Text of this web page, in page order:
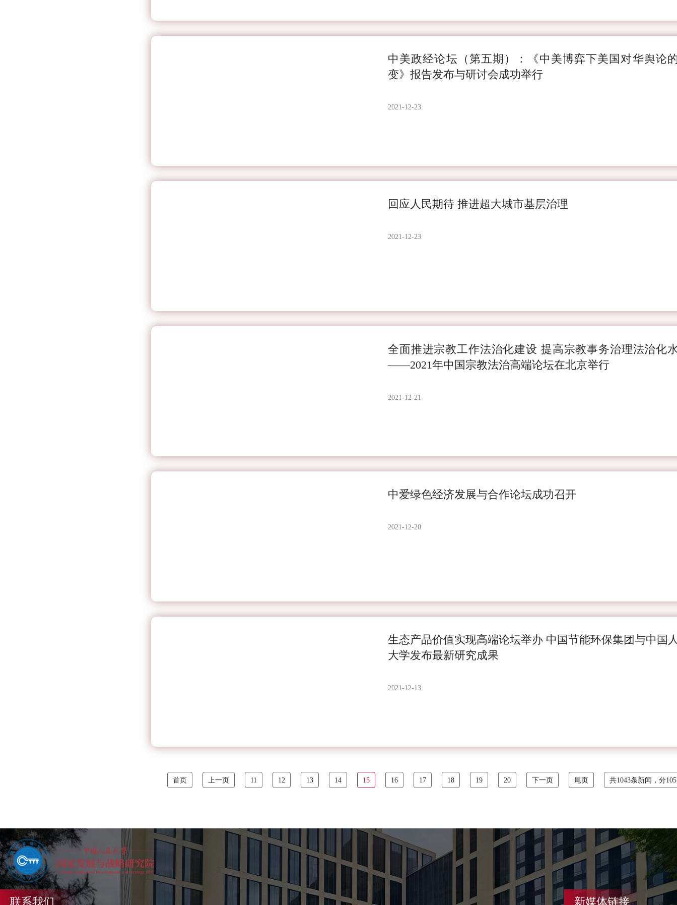
中美政经论坛（第五期）：《中美博弈下美国对华舆论
变》报告发布与研讨会成功举行
2021-12-23
回应人民期待 推进超大城市基层治理
2021-12-23
全面推进宗教工作法治化建设 提高宗教事务治理法治化
——2021年中国宗教法治高端论坛在北京举行
2021-12-21
中爱绿色经济发展与合作论坛成功召开
2021-12-20
生态产品价值实现高端论坛举办 中国节能环保集团与中国
大学发布最新研究成果
2021-12-13
首页 上一页 11 12 13 14 15 16 17 18 19 20 下一页 尾页 共1043条新闻，分
联系我们 新媒体链接